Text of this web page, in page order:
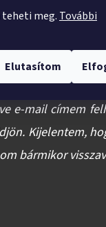
meg. További
Elutasítom
e-mail címem
Kijelentem,
bármikor